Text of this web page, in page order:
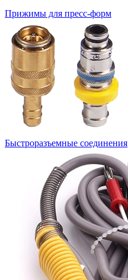
Прижимы для пресс-форм
Быстроразъемные соединения